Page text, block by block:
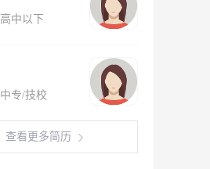
高中以下
中专/技校
查看更多简历